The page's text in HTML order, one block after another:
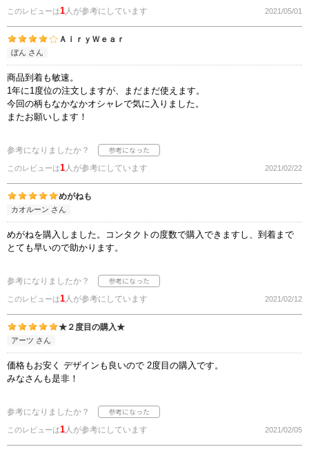
このレビューは1人が参考にしています 2021/05/01
ＡｉｒｙＷｅａｒ
ぼん さん
商品到着も敏速。
1年に1度位の注文しますが、まだまだ使えます。
今回の柄もなかなかオシャレで気に入りました。
またお願いします！
参考になりましたか？
このレビューは1人が参考にしています 2021/02/22
めがねも
カオルーン さん
めがねを購入しました。コンタクトの度数で購入できますし、到着まで
とても早いので助かります。
参考になりましたか？
このレビューは1人が参考にしています 2021/02/12
★２度目の購入★
アーツ さん
価格もお安く デザインも良いので 2度目の購入です。
みなさんも是非！
参考になりましたか？
このレビューは1人が参考にしています 2021/02/05